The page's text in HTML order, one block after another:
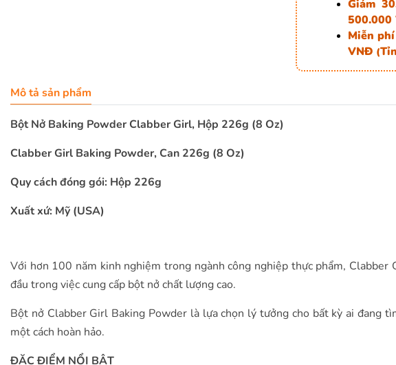
Giảm
500.000
Miễn
VNĐ (
Mô tả sản phẩm
Bột Nở Baking Powder Clabber Girl, Hộp 226g (8 Oz)
Clabber Girl Baking Powder, Can 226g (8 Oz)
Quy cách đóng gói: Hộp 226g
Xuất xứ: Mỹ (USA)
Với hơn 100 năm kinh nghiệm trong ngành công nghiệp thực phẩm,
đầu trong việc cung cấp bột nở chất lượng cao.
Bột nở Clabber Girl Baking Powder là lựa chọn lý tưởng cho bất kỳ ai đang
một cách hoàn hảo.
ĐẶC ĐIỂM NỔI BẬT